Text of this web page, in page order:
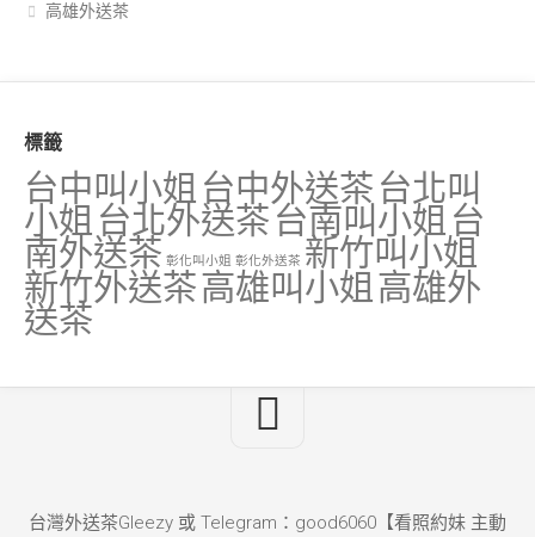
高雄外送茶
標籤
台中叫小姐 台中外送茶 台北叫
小姐 台北外送茶 台南叫小姐 台
南外送茶 彰化叫小姐 彰化外送茶 新竹叫小姐
新竹外送茶高雄叫小姐 高雄外
送茶
台灣外送茶Gleezy 或 Telegram：good6060【看照約妹 主動